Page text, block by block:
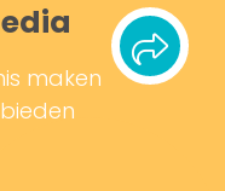
maken